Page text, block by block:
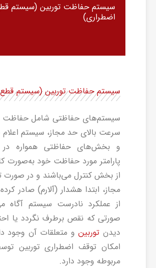
سیستم حفاظت توربین (سیستم
اضطراری)
سیستم حفاظت توربین (سیستم
سیستم‌های حفاظتی شامل حفاظت
سرعت بالای حد مجاز، سیستم
و بخش‌های حفاظتی همواره
پارامتر مورد حفاظت خود به‌صورت
از بخش کنترل می‌باشند و در صورت
مجاز، ابتدا هشدار (آلارم) صادر کرده
از عملکرد نادرست سیستم آگاه
صورتی که نقص برطرف نگردد یا
دیدن توربینو متعلقات آن وجود
امکان توقف اضطراری توربین
مربوطه وجود دارد.